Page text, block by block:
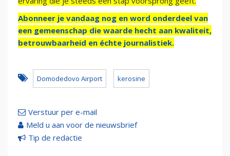
Abonneer je vandaag nog en word onderdeel van
een gemeenschap die waarde hecht aan kwaliteit,
betrouwbaarheid en échte journalistiek.
Domodedovo Airport kerosine
Verstuur per e-mail
Meld u aan voor de nieuwsbrief
Tip de redactie